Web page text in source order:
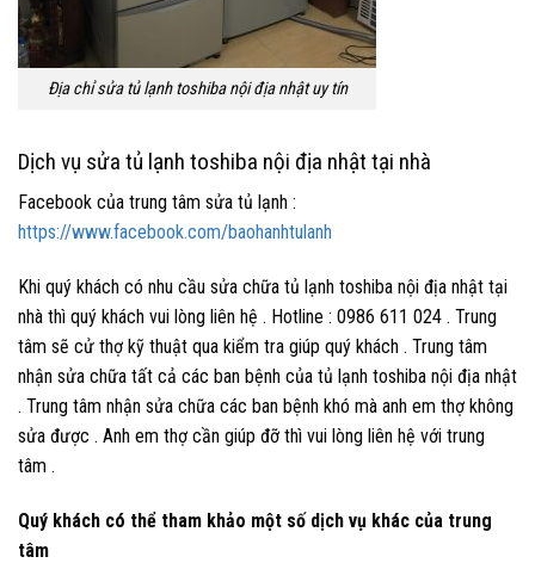
Địa chỉ sửa tủ lạnh toshiba nội địa nhật uy tín
Dịch vụ sửa tủ lạnh toshiba nội địa nhật tại nhà
Facebook của trung tâm sửa tủ lạnh :
https://www.facebook.com/baohanhtulanh
Khi quý khách có nhu cầu sửa chữa tủ lạnh toshiba nội địa nhật tại
nhà thì quý khách vui lòng liên hệ . Hotline : 0986 611 024 . Trung
tâm sẽ cử thợ kỹ thuật qua kiểm tra giúp quý khách . Trung tâm
nhận sửa chữa tất cả các ban bệnh của tủ lạnh toshiba nội địa nhật
. Trung tâm nhận sửa chữa các ban bệnh khó mà anh em thợ không
sửa được . Anh em thợ cần giúp đỡ thì vui lòng liên hệ với trung
tâm .
Quý khách có thể tham khảo một số dịch vụ khác của trung
tâm